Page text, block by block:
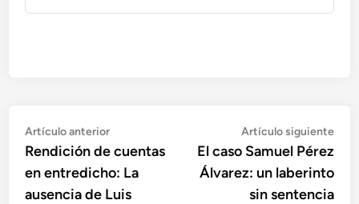
Navegación
de
entradas
Artículo anteriorArtículo
anterior:
Rendición de cuentas
en entredicho: La
ausencia de Luis
Artículo siguiente
El caso Samuel Pérez
Álvarez: un laberinto
sin sentencia